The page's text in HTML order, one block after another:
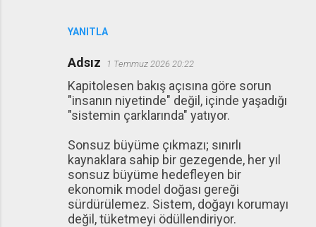
YANITLA
Adsız 1 Temmuz 2026 20:22
Kapitolesen bakış açısına göre sorun
"insanın niyetinde" değil, içinde yaşadığı
"sistemin çarklarında" yatıyor.
Sonsuz büyüme çıkmazı; sınırlı
kaynaklara sahip bir gezegende, her yıl
sonsuz büyüme hedefleyen bir
ekonomik model doğası gereği
sürdürülemez. Sistem, doğayı korumayı
değil, tüketmeyi ödüllendiriyor.